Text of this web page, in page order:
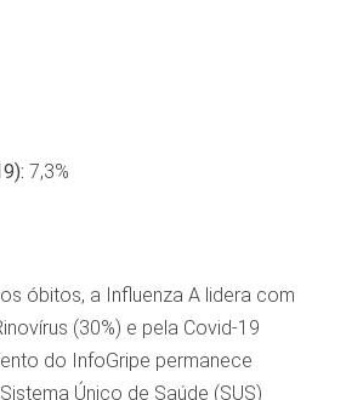
7,3%
óbitos, a Influenza A lidera com
(30%) e pela Covid-19
do InfoGripe permanece
Único de Saúde (SUS)